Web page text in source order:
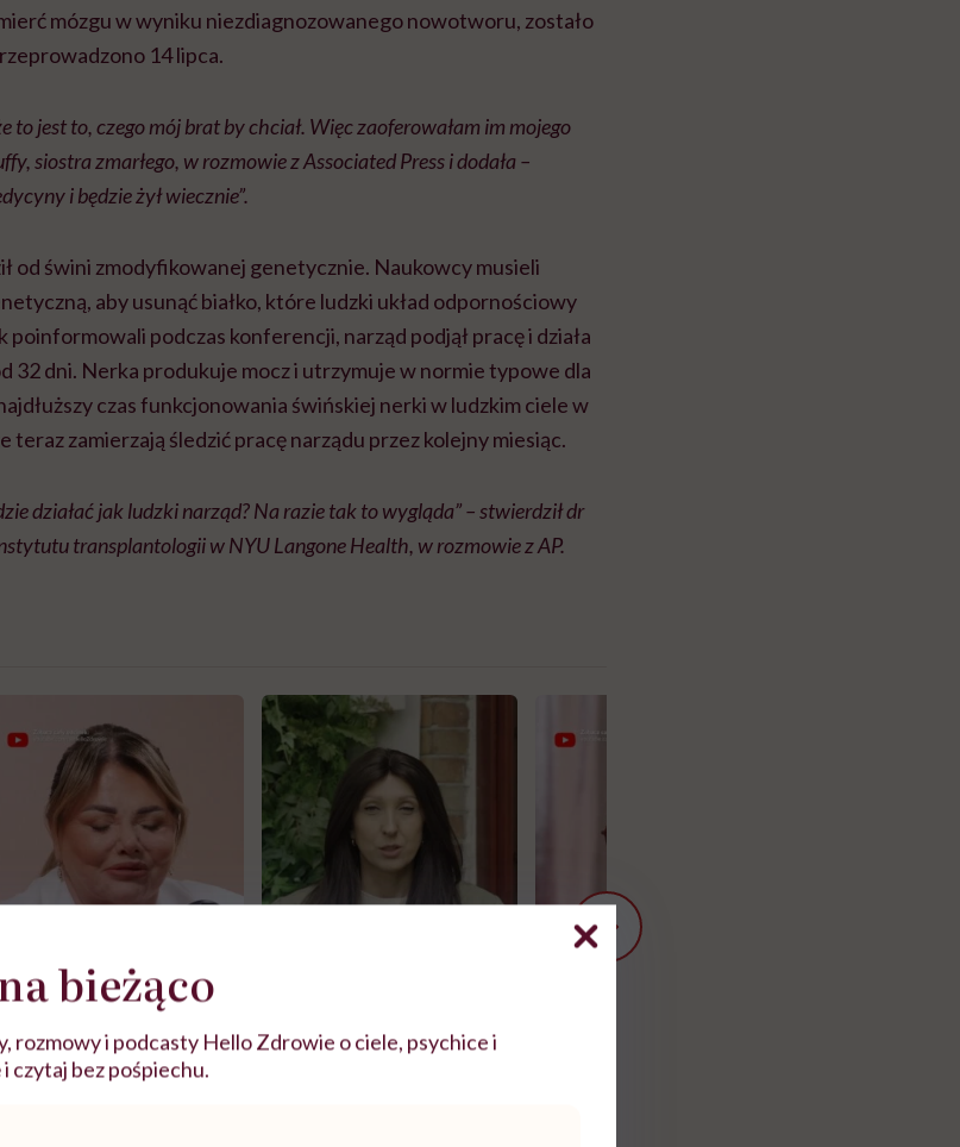
mózgu w wyniku niezdiagnozowanego nowotworu, zostało
14 lipca.
to jest to, czego mój brat by chciał. Więc zaoferowałam im mojego
siostra zmarłego, w rozmowie z Associated Press i dodała –
i będzie żył wiecznie”.
od świni zmodyfikowanej genetycznie. Naukowcy musieli
aby usunąć białko, które ludzki układ odpornościowy
podczas konferencji, narząd podjął pracę i działa
32 dni. Nerka produkuje mocz i utrzymuje w normie typowe dla
czas funkcjonowania świńskiej nerki w ludzkim ciele w
zamierzają śledzić pracę narządu przez kolejny miesiąc.
działać jak ludzki narząd? Na razie tak to wygląda” – stwierdził dr
transplantologii w NYU Langone Health, w rozmowie z AP.
bieżąco
rozmowy i podcasty Hello Zdrowie o ciele, psychice i
czytaj bez pośpiechu.